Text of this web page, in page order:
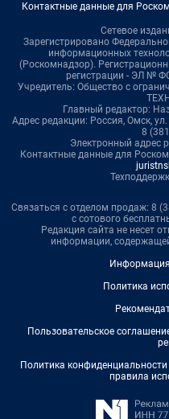
Контактные данные для
Сетевое
Зарегистрировано
информационных
(Роскомнадзор).
регистрации - ЭЛ №
Учредитель: Общество с
Главный редактор:
Адрес редакции: Россия, Омск,
8
Электронный адрес
Контактные данные для
Связаться с отделом продаж: 8
с сотового
Редакция сайта не несет
информации,
Политика
Пользовательское
Политика
правила